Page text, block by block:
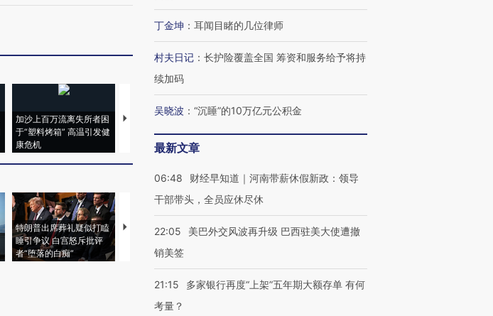
加沙上百万流离失所者困
于“塑料烤箱” 高温引发健
康危机
马航飞行员跨国走私7万
粒摇头丸 尿检体内含3种
泽连斯基密集出访美英 索
秘鲁纳斯卡观光飞机坠毁
特朗普出席葬礼疑似打瞌
睡引争议 白宫怒斥批评
者“堕落的白痴”
视线｜全球最热百城独占
视线｜不考竞赛的王虹、
丁金坤 ： 耳闻目睹的几位律师
村夫日记 ： 长护险覆盖全国 筹资和服务给予将持
续加码
吴晓波 ： “沉睡”的10万亿元公积金
最新文章
06:48
财经早知道｜河南带薪休假新政：领导
干部带头，全员应休尽休
22:05
美巴外交风波再升级 巴西驻美大使遭撤
销美签
21:15
多家银行再度“上架”五年期大额存单 有何
考量？